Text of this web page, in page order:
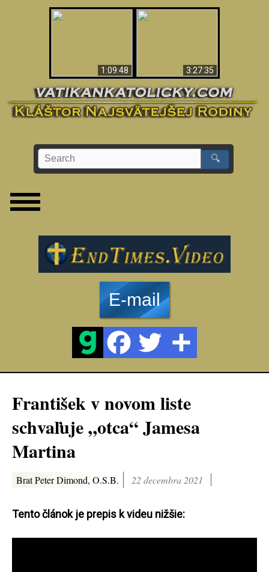
1:09:48 3:27:35
🔍
E-mail
František v novom liste
schvaľuje „otca“ Jamesa
Martina
Brat Peter Dimond, O.S.B. 22 decembra 2021
Tento článok je prepis k videu nižšie: